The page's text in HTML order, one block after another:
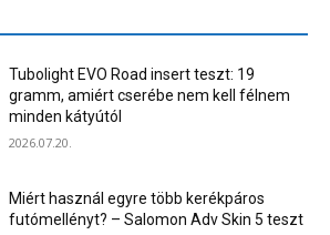
Tubolight EVO Road insert teszt: 19
gramm, amiért cserébe nem kell félnem
minden kátyútól
2026.07.20.
Miért használ egyre több kerékpáros
futómellényt? – Salomon Adv Skin 5 teszt